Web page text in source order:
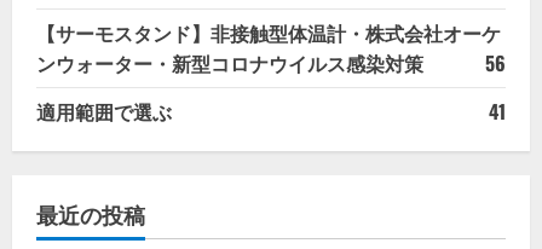
【サーモスタンド】非接触型体温計・株式会社オーケ
ンウォーター・新型コロナウイルス感染対策
56
適用範囲で選ぶ
41
最近の投稿